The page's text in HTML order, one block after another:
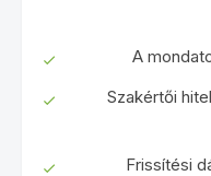
A
Szakértői
Frissítési